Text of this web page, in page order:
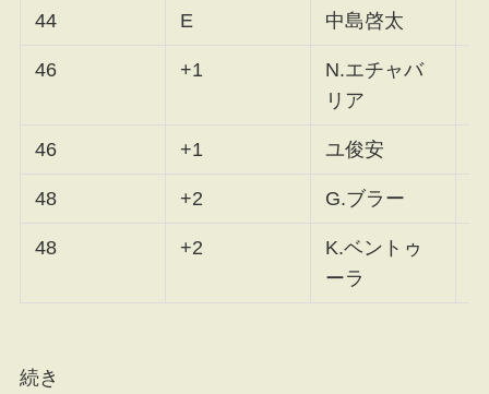
44 E 中島啓太
46 +1
N.エチャバ
リア
46 +1 ユ俊安
48 +2 G.ブラー
48 +2
K.ベントゥ
ーラ
続き